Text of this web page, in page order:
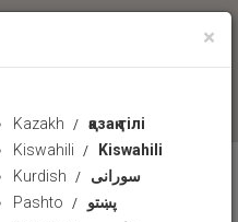
×
Kazakh
қазақ тілі
Kiswahili
Kiswahili
Kurdish
سورانی
Pashto
پښتو